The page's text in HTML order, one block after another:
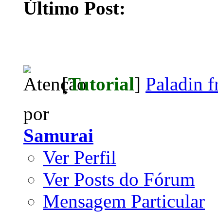
Último Post:
[Tutorial] Paladin
por
Samurai
Ver Perfil
Ver Posts do Fórum
Mensagem Particular